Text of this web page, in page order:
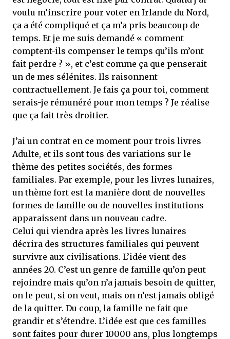
voulu m’inscrire pour voter en Irlande du Nord,
ça a été compliqué et ça m’a pris beaucoup de
temps. Et je me suis demandé « comment
comptent-ils compenser le temps qu’ils m’ont
fait perdre ? », et c’est comme ça que penserait
un de mes sélénites. Ils raisonnent
contractuellement. Je fais ça pour toi, comment
serais-je rémunéré pour mon temps ? Je réalise
que ça fait très droitier.
J’ai un contrat en ce moment pour trois livres
Adulte, et ils sont tous des variations sur le
thème des petites sociétés, des formes
familiales. Par exemple, pour les livres lunaires,
un thème fort est la manière dont de nouvelles
formes de famille ou de nouvelles institutions
apparaissent dans un nouveau cadre.
Celui qui viendra après les livres lunaires
décrira des structures familiales qui peuvent
survivre aux civilisations. L’idée vient des
années 20. C’est un genre de famille qu’on peut
rejoindre mais qu’on n’a jamais besoin de quitter,
on le peut, si on veut, mais on n’est jamais obligé
de la quitter. Du coup, la famille ne fait que
grandir et s’étendre. L’idée est que ces familles
sont faites pour durer 10000 ans, plus longtemps